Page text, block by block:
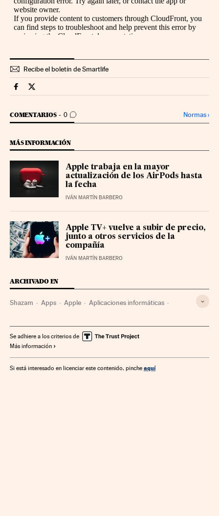
Recibe el boletín de Smartlife
Smartlife Cinco Días en Facebook
Smartlife Cinco Días en Twitter
COMENTARIOS 0
IR A LOS COMENTARIOS Normas›
MÁS INFORMACIÓN
Apple trabaja en la mayor
actualización de los AirPods hasta
la fecha
IVÁN MARTÍN BARBERO
Apple TV+ vuelve a subir de precio,
junto a otros servicios de la
compañía
IVÁN MARTÍN BARBERO
ARCHIVADO EN
Shazam Apps Apple Aplicaciones informáticas
Telefonía móvil Música Empresas Informática
Tecnología Telecomunicaciones Industria
Se adhiere a los criterios de
Más información
Si está interesado en licenciar este contenido, pinche aquí